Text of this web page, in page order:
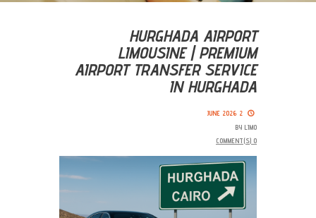
HURGHADA AIRPORT
LIMOUSINE | PREMIUM
AIRPORT TRANSFER SERVICE
IN HURGHADA
2 JUNE 2026
BY LIMO
0